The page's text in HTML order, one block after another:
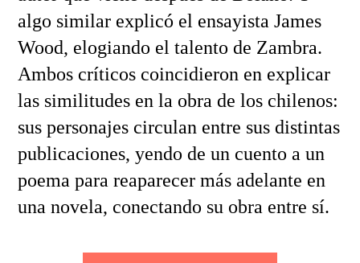
algo similar explicó el ensayista James
Wood, elogiando el talento de Zambra.
Ambos críticos coincidieron en explicar
las similitudes en la obra de los chilenos:
sus personajes circulan entre sus distintas
publicaciones, yendo de un cuento a un
poema para reaparecer más adelante en
una novela, conectando su obra entre sí.